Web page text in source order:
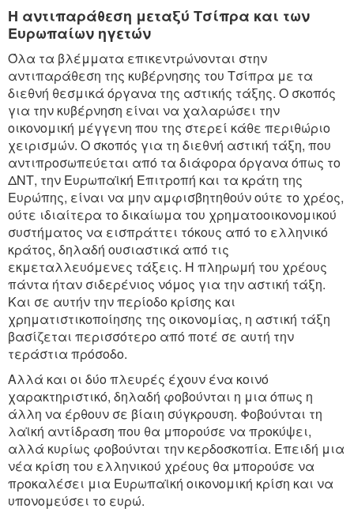
Η αντιπαράθεση μεταξύ Τσίπρα και των
Ευρωπαίων ηγετών
Όλα τα βλέμματα επικεντρώνονται στην
αντιπαράθεση της κυβέρνησης του Τσίπρα με τα
διεθνή θεσμικά όργανα της αστικής τάξης. Ο σκοπός
για την κυβέρνηση είναι να χαλαρώσει την
οικονομική μέγγενη που της στερεί κάθε περιθώριο
χειρισμών. Ο σκοπός για τη διεθνή αστική τάξη, που
αντιπροσωπεύεται από τα διάφορα όργανα όπως το
ΔΝΤ, την Ευρωπαϊκή Επιτροπή και τα κράτη της
Ευρώπης, είναι να μην αμφισβητηθούν ούτε το χρέος,
ούτε ιδιαίτερα το δικαίωμα του χρηματοοικονομικού
συστήματος να εισπράττει τόκους από το ελληνικό
κράτος, δηλαδή ουσιαστικά από τις
εκμεταλλευόμενες τάξεις. Η πληρωμή του χρέους
πάντα ήταν σιδερένιος νόμος για την αστική τάξη.
Και σε αυτήν την περίοδο κρίσης και
χρηματιστικοποίησης της οικονομίας, η αστική τάξη
βασίζεται περισσότερο από ποτέ σε αυτή την
τεράστια πρόσοδο.
Αλλά και οι δύο πλευρές έχουν ένα κοινό
χαρακτηριστικό, δηλαδή φοβούνται η μια όπως η
άλλη να έρθουν σε βίαιη σύγκρουση. Φοβούνται τη
λαϊκή αντίδραση που θα μπορούσε να προκύψει,
αλλά κυρίως φοβούνται την κερδοσκοπία. Επειδή μια
νέα κρίση του ελληνικού χρέους θα μπορούσε να
προκαλέσει μια Ευρωπαϊκή οικονομική κρίση και να
υπονομεύσει το ευρώ.